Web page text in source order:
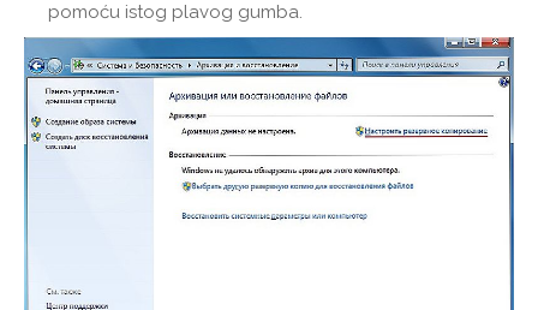
pomoću istog plavog gumba.